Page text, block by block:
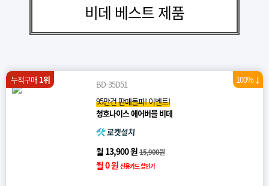
비데 베스트 제품
누적구매 1위
BD-35D51
95만건 판매돌파! 이벤트!
청호나이스 에어버블 비데
월 13,900 원15,900원
월 0 원 신용카드 할인가
100%↓